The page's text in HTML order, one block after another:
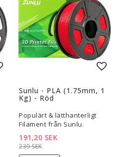
Sunlu - PLA (1.75mm, 1
Kg) - Röd
Populärt & lätthanterligt
Filament från Sunlu.
239 SEK
191,20 SEK